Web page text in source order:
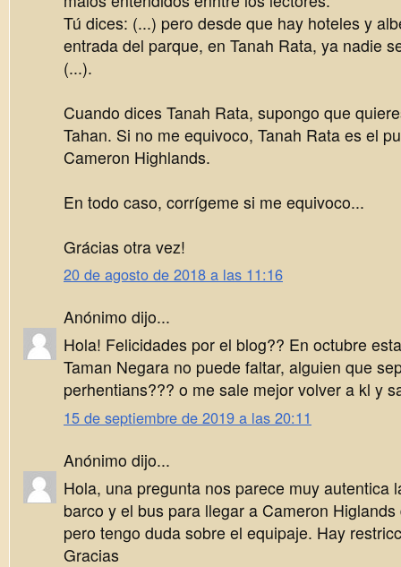
Tú dices: (...) pero desde que hay hoteles y
entrada del parque, en Tanah Rata, ya nadie
(...).
Cuando dices Tanah Rata, supongo que
Tahan. Si no me equivoco, Tanah Rata es el
Cameron Highlands.
En todo caso, corrígeme si me equivoco...
Grácias otra vez!
20 de agosto de 2018 a las 11:16
Anónimo dijo...
Hola! Felicidades por el blog?? En octubre
Taman Negara no puede faltar, alguien que
perhentians??? o me sale mejor volver a kl y
15 de septiembre de 2019 a las 20:11
Anónimo dijo...
Hola, una pregunta nos parece muy autentica
barco y el bus para llegar a Cameron
pero tengo duda sobre el equipaje. Hay
Gracias